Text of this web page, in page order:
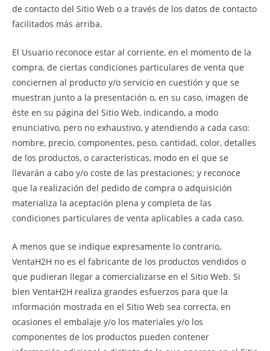
de contacto del Sitio Web o a través de los datos de contacto
facilitados más arriba.
El Usuario reconoce estar al corriente, en el momento de la
compra, de ciertas condiciones particulares de venta que
conciernen al producto y/o servicio en cuestión y que se
muestran junto a la presentación o, en su caso, imagen de
éste en su página del Sitio Web, indicando, a modo
enunciativo, pero no exhaustivo, y atendiendo a cada caso:
nombre, precio, componentes, peso, cantidad, color, detalles
de los productos, o características, modo en el que se
llevarán a cabo y/o coste de las prestaciones; y reconoce
que la realización del pedido de compra o adquisición
materializa la aceptación plena y completa de las
condiciones particulares de venta aplicables a cada caso.
A menos que se indique expresamente lo contrario,
VentaH2H no es el fabricante de los productos vendidos o
que pudieran llegar a comercializarse en el Sitio Web. Si
bien VentaH2H realiza grandes esfuerzos para que la
información mostrada en el Sitio Web sea correcta, en
ocasiones el embalaje y/o los materiales y/o los
componentes de los productos pueden contener